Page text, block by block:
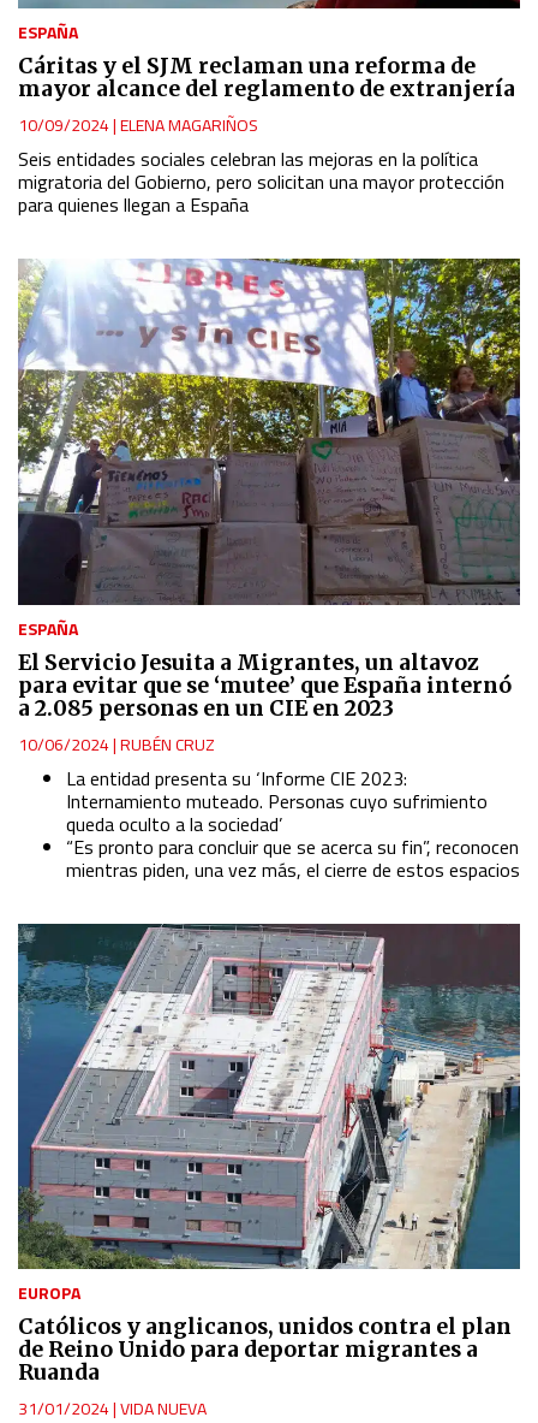
ESPAÑA
Cáritas y el SJM reclaman una reforma de
mayor alcance del reglamento de extranjería
10/09/2024|ELENA MAGARIÑOS
Seis entidades sociales celebran las mejoras en la política
migratoria del Gobierno, pero solicitan una mayor protección
para quienes llegan a España
ESPAÑA
El Servicio Jesuita a Migrantes, un altavoz
para evitar que se ‘mutee’ que España internó
a 2.085 personas en un CIE en 2023
10/06/2024|RUBÉN CRUZ
La entidad presenta su ‘Informe CIE 2023:
Internamiento muteado. Personas cuyo sufrimiento
queda oculto a la sociedad’
“Es pronto para concluir que se acerca su fin”, reconocen
mientras piden, una vez más, el cierre de estos espacios
EUROPA
Católicos y anglicanos, unidos contra el plan
de Reino Unido para deportar migrantes a
Ruanda
31/01/2024|VIDA NUEVA